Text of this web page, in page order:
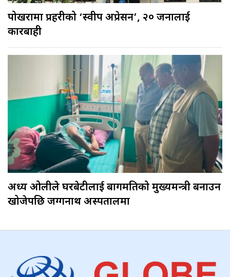
पोखरामा प्रहरीको ‘स्वीप अप्रेसन’, २० जनालाई
कारबाही
अध्यक्ष ओलीले घरबेटीलाई बागमतिको मुख्यमन्त्री बनाउन
खोजेपछि जग्गनाथ अस्पतालमा